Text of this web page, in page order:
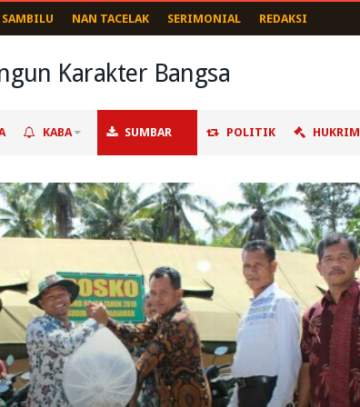
SAMBILU NAN TACELAK SERIMONIAL REDAKSI
KABA SUMBAR POLITIK HUKRIM